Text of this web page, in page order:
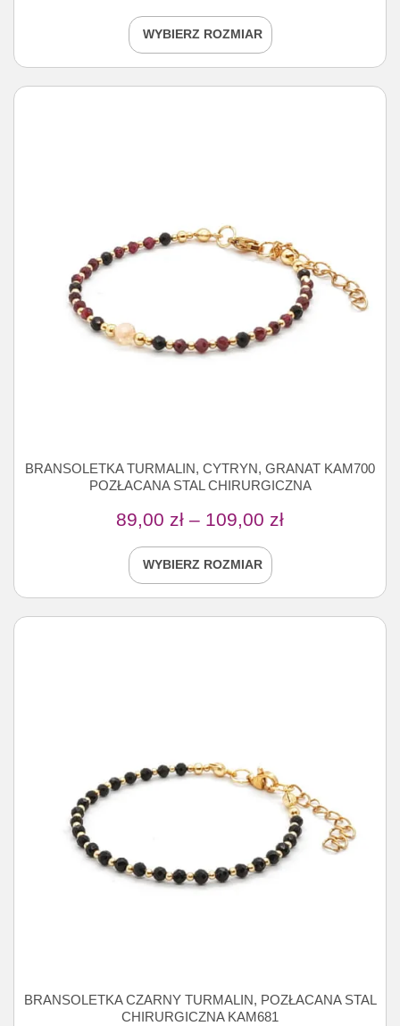
WYBIERZ ROZMIAR
BRANSOLETKA TURMALIN, CYTRYN, GRANAT KAM700
POZŁACANA STAL CHIRURGICZNA
89,00 zł – 109,00 zł
WYBIERZ ROZMIAR
BRANSOLETKA CZARNY TURMALIN, POZŁACANA STAL
CHIRURGICZNA KAM681